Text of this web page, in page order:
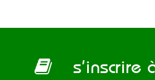
s’inscrire